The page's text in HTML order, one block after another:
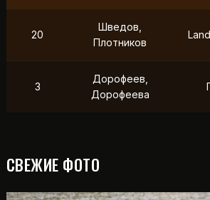
Петухов
Фердман